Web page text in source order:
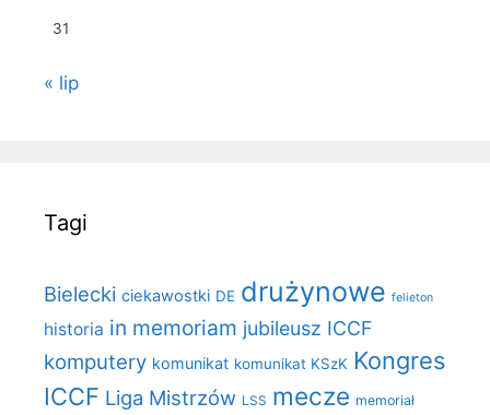
31
« lip
Tagi
Bielecki ciekawostki DE drużynowe felieton
historia in memoriam jubileusz ICCF
komputery komunikat komunikat KSzK Kongres
ICCF Liga Mistrzów LSS mecze memoriał